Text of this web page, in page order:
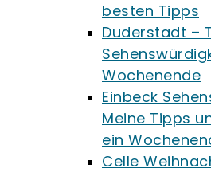
besten Tipps
Duderstadt –
Wochenende
Einbeck
Meine Tipps
ein
Celle